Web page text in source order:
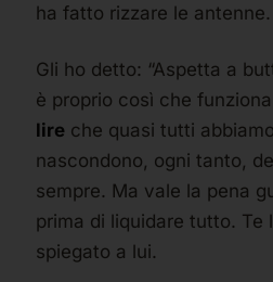
ha fatto rizzare le antenne.
Gli ho detto: “Aspetta a
è proprio così che
lire che quasi tutti
nascondono, ogni tanto,
sempre. Ma vale la pena
prima di liquidare tutto. Te
spiegato a lui.